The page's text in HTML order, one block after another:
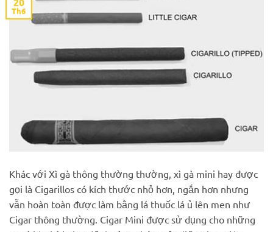
Th6
Khác với Xì gà thông thường thường, xì gà mini hay được
gọi là Cigarillos có kích thước nhỏ hơn, ngắn hơn nhưng
vẫn hoàn toàn được làm bằng lá thuốc lá ủ lên men như
Cigar thông thường. Cigar Mini được sử dụng cho những